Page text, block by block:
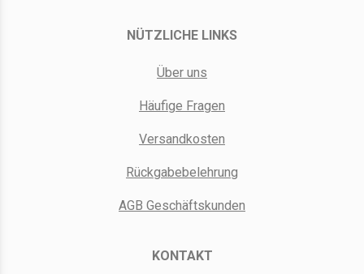
NÜTZLICHE LINKS
Über uns
Häufige Fragen
Versandkosten
Rückgabebelehrung
AGB Geschäftskunden
KONTAKT